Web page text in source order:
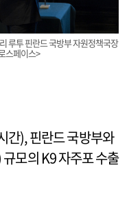
루투 핀란드 국방부 자원정책국장
스페이스>
간), 핀란드 국방부와
모의 K9 자주포 수출